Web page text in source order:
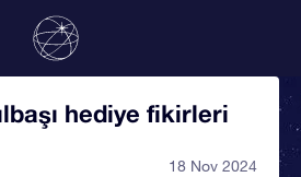
hediye fikirleri
18 Nov 2024